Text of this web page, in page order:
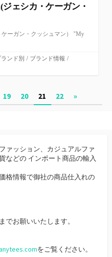
ジェシカ・ケーガン・
ケーガン・クッシュマン） "My
ランド別 / ブランド情報 /
19 20 21 22 »
ァッション、カジュアルファ
などの インポート商品の輸入
格情報で御社の商品仕入れの
でお願いいたします。
をご覧ください。